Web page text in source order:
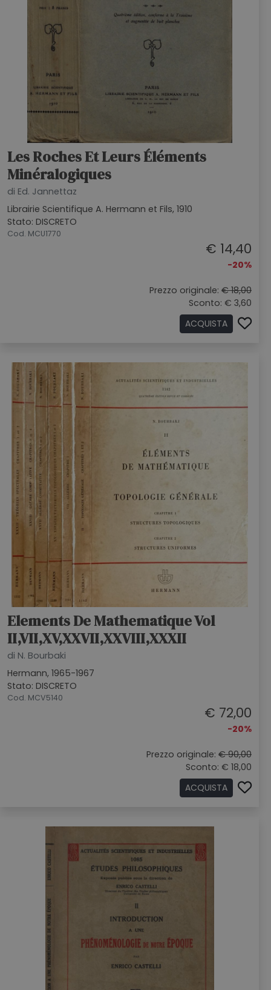
Les Roches Et Leurs Éléments
Minéralogiques
di Ed. Jannettaz
Librairie Scientifique A. Hermann et Fils, 1910
Stato: DISCRETO
Cod. MCU1770
€ 14,40
-20%
Prezzo originale: € 18,00
Sconto: € 3,60
ACQUISTA
Elements De Mathematique Vol
II,VII,XV,XXVII,XXVIII,XXXII
di N. Bourbaki
Hermann, 1965-1967
Stato: DISCRETO
Cod. MCV5140
€ 72,00
-20%
Prezzo originale: € 90,00
Sconto: € 18,00
ACQUISTA